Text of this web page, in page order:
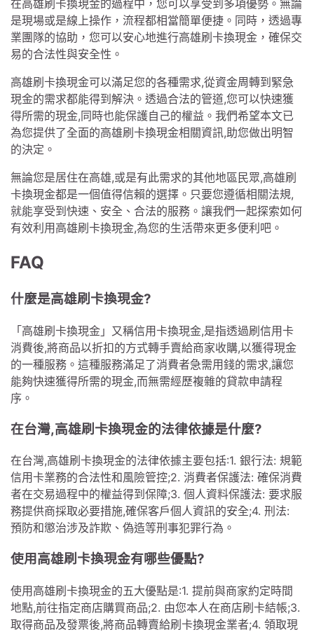
在高雄刷卡換現金的過程中，您可以享受到多項優勢。無論
是現場或是線上操作，流程都相當簡單便捷。同時，透過專
業團隊的協助，您可以安心地進行高雄刷卡換現金，確保交
易的合法性與安全性。
高雄刷卡換現金可以滿足您的各種需求,從資金周轉到緊急
現金的需求都能得到解決。透過合法的管道,您可以快速獲
得所需的現金,同時也能保護自己的權益。我們希望本文已
為您提供了全面的高雄刷卡換現金相關資訊,助您做出明智
的決定。
無論您是居住在高雄,或是有此需求的其他地區民眾,高雄刷
卡換現金都是一個值得信賴的選擇。只要您遵循相關法規,
就能享受到快速、安全、合法的服務。讓我們一起探索如何
有效利用高雄刷卡換現金,為您的生活帶來更多便利吧。
FAQ
什麼是高雄刷卡換現金?
「高雄刷卡換現金」又稱信用卡換現金,是指透過刷信用卡
消費後,將商品以折扣的方式轉手賣給商家收購,以獲得現金
的一種服務。這種服務滿足了消費者急需用錢的需求,讓您
能夠快速獲得所需的現金,而無需經歷複雜的貸款申請程
序。
在台灣,高雄刷卡換現金的法律依據是什麼?
在台灣,高雄刷卡換現金的法律依據主要包括:1. 銀行法: 規範
信用卡業務的合法性和風險管控;2. 消費者保護法: 確保消費
者在交易過程中的權益得到保障;3. 個人資料保護法: 要求服
務提供商採取必要措施,確保客戶個人資訊的安全;4. 刑法:
預防和懲治涉及詐欺、偽造等刑事犯罪行為。
使用高雄刷卡換現金有哪些優點?
使用高雄刷卡換現金的五大優點是:1. 提前與商家約定時間
地點,前往指定商店購買商品;2. 由您本人在商店刷卡結帳;3.
取得商品及發票後,將商品轉賣給刷卡換現金業者;4. 領取現